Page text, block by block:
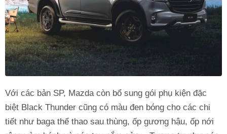
Với các bản SP, Mazda còn bổ sung gói phụ kiện đặc
biệt Black Thunder cũng có màu đen bóng cho các chi
tiết như baga thể thao sau thùng, ốp gương hậu, ốp nới